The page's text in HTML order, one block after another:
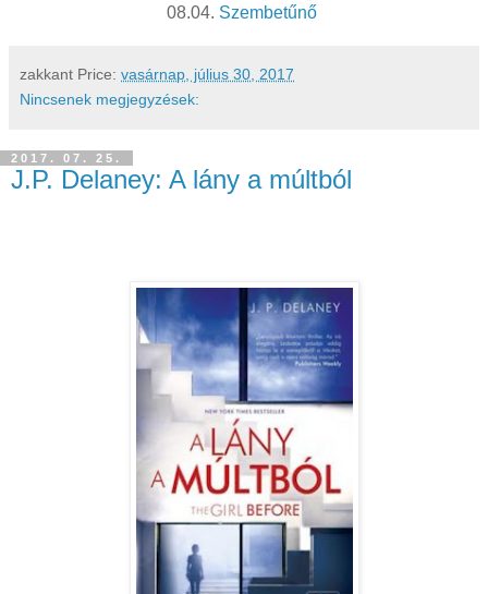
08.04. Szembetűnő
zakkant Price: vasárnap, július 30, 2017
Nincsenek megjegyzések:
2017. 07. 25.
J.P. Delaney: A lány a múltból